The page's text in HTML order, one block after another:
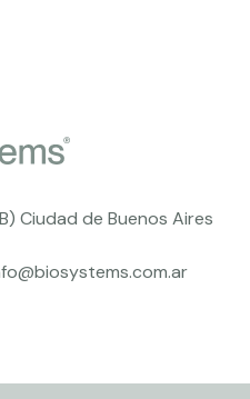
Ciudad de Buenos Aires